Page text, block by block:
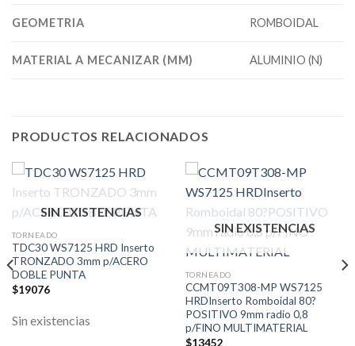
GEOMETRIA ROMBOIDAL
MATERIAL A MECANIZAR (MM) ALUMINIO (N)
PRODUCTOS RELACIONADOS
SIN EXISTENCIAS
TORNEADO
TDC30 WS7125 HRD Inserto
TRONZADO 3mm p/ACERO
DOBLE PUNTA
$19076
Sin existencias
SIN EXISTENCIAS
TORNEADO
CCMT09T308-MP WS7125
HRDInserto Romboidal 80?
POSITIVO 9mm radio 0,8
p/FINO MULTIMATERIAL
$13452